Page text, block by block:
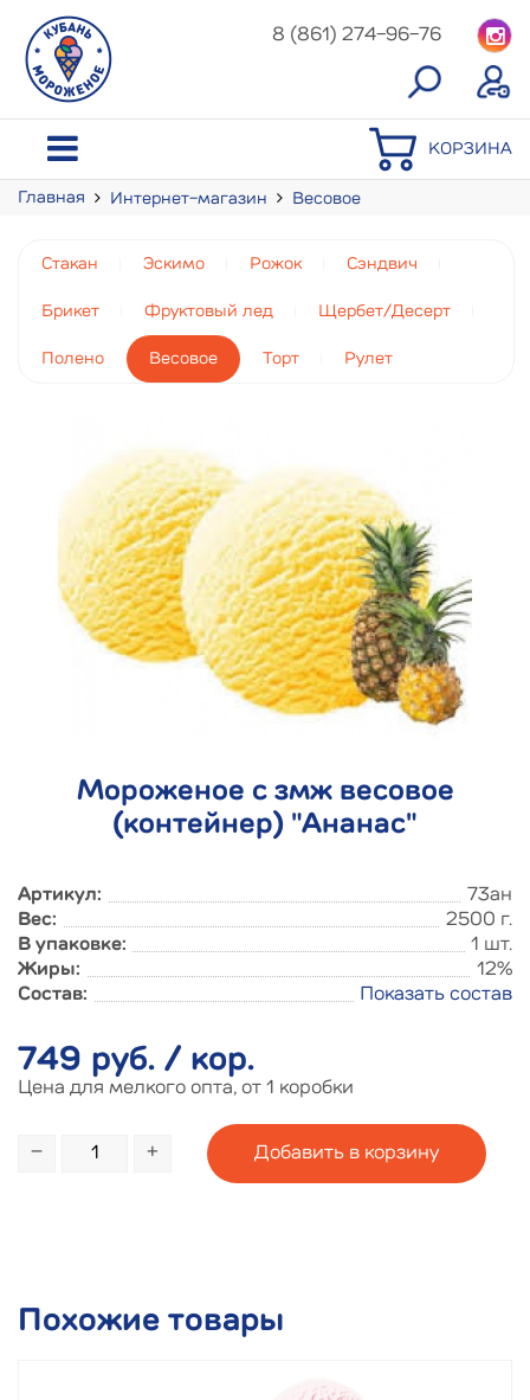
8 (861) 274-96-76
КОРЗИНА
Главная Интернет-магазин Весовое
Стакан Эскимо Рожок Сэндвич
Брикет Фруктовый лед Щербет/Десерт
Полено Весовое Торт Рулет
Мороженое с змж весовое
(контейнер) "Ананас"
Артикул:
73ан
Вес:
2500 г.
В упаковке:
1 шт.
Жиры:
12%
Состав:
Показать состав
749 руб. / кор.
Цена для мелкого опта, от 1 коробки
− +
Похожие товары